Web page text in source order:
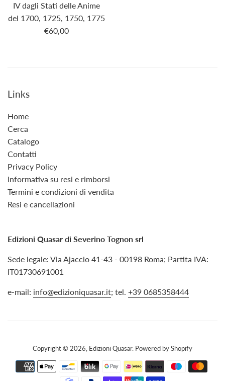
IV dagli Stati delle Anime
del 1700, 1725, 1750, 1775
€60,00
Links
Home
Cerca
Catalogo
Contatti
Privacy Policy
Informativa su resi e rimborsi
Termini e condizioni di vendita
Resi e cancellazioni
Edizioni Quasar di Severino Tognon srl
Sede legale: Via Ajaccio 41-43 - 00198 Roma; Partita IVA:
IT01730691001
e-mail: info@edizioniquasar.it; tel. +39 0685358444
Copyright © 2026, Edizioni Quasar. Powered by Shopify
Modalità
di